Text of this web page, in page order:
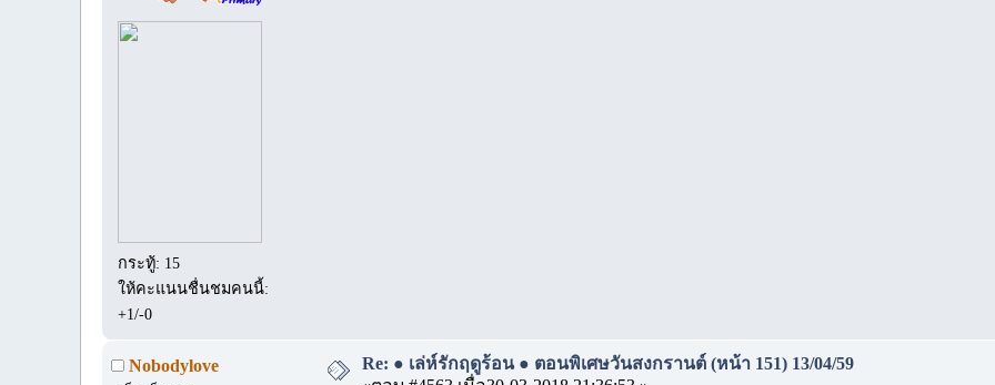
กระทู้: 15
ให้คะแนนชื่นชมคนนี้:
+1/-0
Nobodylove
Re: ● เล่ห์รักฤดูร้อน ● ตอนพิเศษวันสงกรานต์ (หน้า 151) 13/04/59